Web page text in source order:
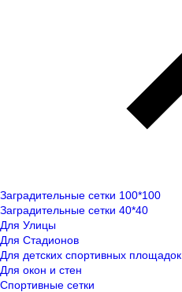
Заградительные сетки 100*100
Заградительные сетки 40*40
Для Улицы
Для Стадионов
Для детских спортивных площадок
Для окон и стен
Спортивные сетки